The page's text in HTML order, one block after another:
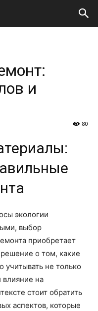
и
80
экологии
выбор
приобретает
о том, какие
учитывать не только
влияние на
стоит обратить
аспектов, которые